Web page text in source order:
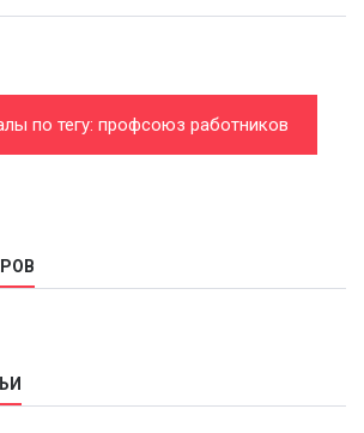
по тегу: профсоюз работников